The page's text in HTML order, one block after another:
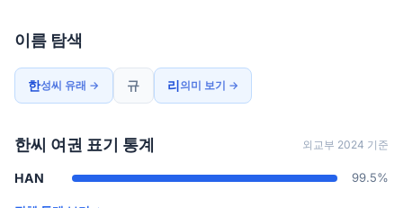
이름 탐색
한성씨 유래 → 규 리의미 보기 →
한씨 여권 표기 통계 외교부 2024 기준
HAN 99.5%